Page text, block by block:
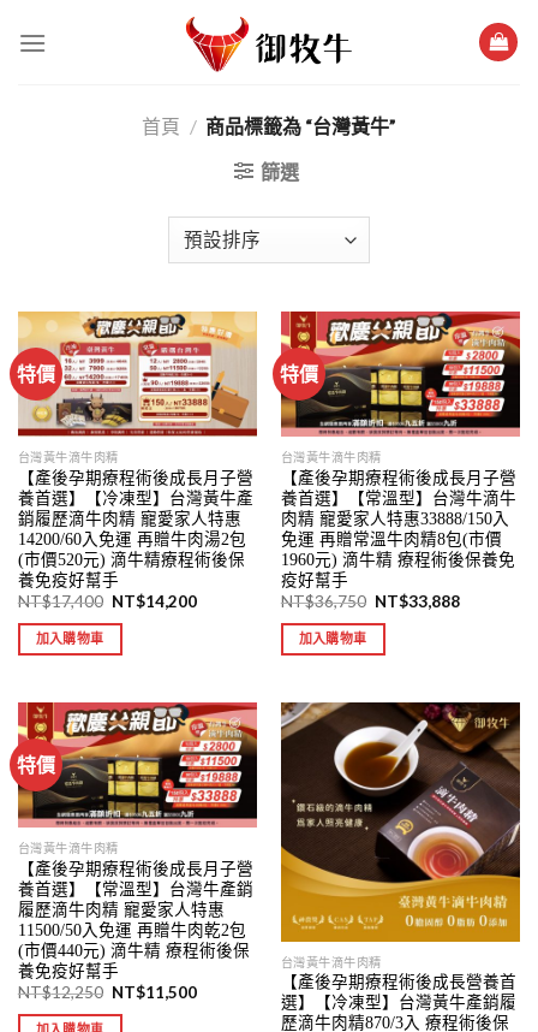
首頁
/ 商品標籤為 “台灣黃牛”
篩選
特價
台灣黃牛滴牛肉精
【產後孕期療程術後成長月子營
養首選】【冷凍型】台灣黃牛產
銷履歷滴牛肉精 寵愛家人特惠
14200/60入免運 再贈牛肉湯2包
(市價520元) 滴牛精療程術後保
養免疫好幫手
NT$17,400 NT$14,200
加入購物車
特價
台灣黃牛滴牛肉精
【產後孕期療程術後成長月子營
養首選】【常溫型】台灣牛滴牛
肉精 寵愛家人特惠33888/150入
免運 再贈常溫牛肉精8包(市價
1960元) 滴牛精 療程術後保養免
疫好幫手
NT$36,750 NT$33,888
加入購物車
特價
台灣黃牛滴牛肉精
【產後孕期療程術後成長月子營
養首選】【常溫型】台灣牛產銷
履歷滴牛肉精 寵愛家人特惠
11500/50入免運 再贈牛肉乾2包
(市價440元) 滴牛精 療程術後保
養免疫好幫手
NT$12,250 NT$11,500
台灣黃牛滴牛肉精
【產後孕期療程術後成長營養首
選】【冷凍型】台灣黃牛產銷履
歷滴牛肉精870/3入 療程術後保